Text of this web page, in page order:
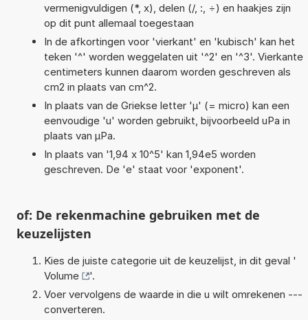
vermenigvuldigen (*, x), delen (/, :, ÷) en haakjes zijn
op dit punt allemaal toegestaan
In de afkortingen voor 'vierkant' en 'kubisch' kan het
teken '^' worden weggelaten uit '^2' en '^3'. Vierkante
centimeters kunnen daarom worden geschreven als
cm2 in plaats van cm^2.
In plaats van de Griekse letter 'µ' (= micro) kan een
eenvoudige 'u' worden gebruikt, bijvoorbeeld uPa in
plaats van µPa.
In plaats van '1,94 x 10^5' kan 1,94e5 worden
geschreven. De 'e' staat voor 'exponent'.
of: De rekenmachine gebruiken met de
keuzelijsten
Kies de juiste categorie uit de keuzelijst, in dit geval '
Volume
'.
Voer vervolgens de waarde in die u wilt omrekenen ---
converteren.